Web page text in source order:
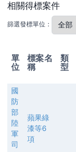
相關得標案件
篩選發標單位：
單
位
標案名
稱
類
型
國
防
部
陸
軍
司
蘋果綠
漆等6
項